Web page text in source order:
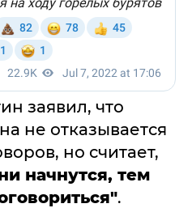
заявил, что
не отказывается
но считает,
начнутся, тем
.